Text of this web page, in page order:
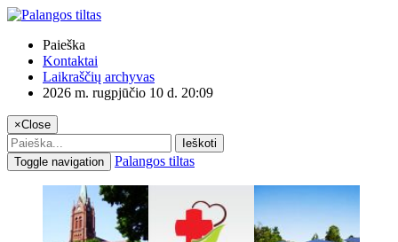
Paieška
Kontaktai
Laikraščių archyvas
2026 m. rugpjūčio 10 d. 20:09
×Close
Ieškoti
Toggle navigation
Palangos tiltas